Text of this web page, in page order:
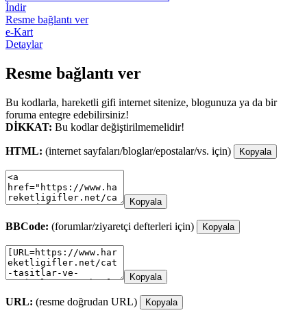
İndir
Resme bağlantı ver
e-Kart
Detaylar
Resme bağlantı ver
Bu kodlarla, hareketli gifi internet sitenize, blogunuza ya da bir
foruma entegre edebilirsiniz!
DİKKAT: Bu kodlar değiştirilmemelidir!
HTML: (internet sayfaları/bloglar/epostalar/vs. için) Kopyala
Kopyala
BBCode: (forumlar/ziyaretçi defterleri için) Kopyala
Kopyala
URL: (resme doğrudan URL) Kopyala